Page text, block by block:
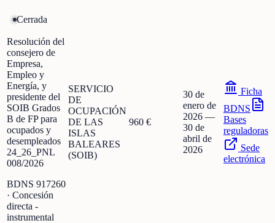
Cerrada
Resolución del
consejero de
Empresa,
Empleo y
Energía, y
presidente del
SOIB Grados
B de FP para
ocupados y
desempleados
24_26_PNL
008/2026
BDNS 917260
· Concesión
directa -
instrumental
SERVICIO
DE
OCUPACIÓN
DE LAS
ISLAS
BALEARES
(SOIB)
960 €
30 de
enero de
2026 —
30 de
abril de
2026
Ficha
BDNS
Bases
reguladoras
Sede
electrónica